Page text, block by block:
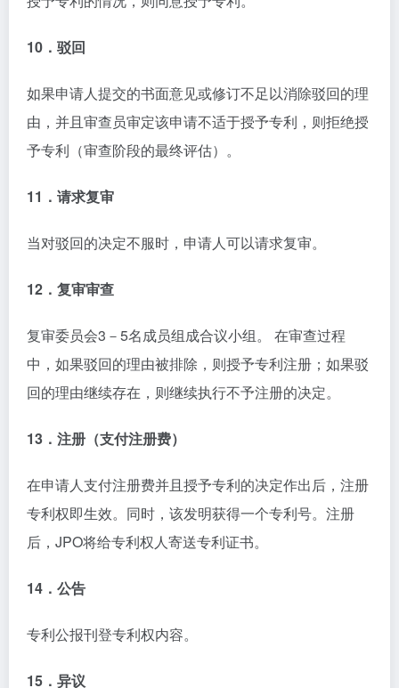
10．驳回
如果申请人提交的书面意见或修订不足以消除驳回的理
由，并且审查员审定该申请不适于授予专利，则拒绝授
予专利（审查阶段的最终评估）。
11．请求复审
当对驳回的决定不服时，申请人可以请求复审。
12．复审审查
复审委员会3－5名成员组成合议小组。 在审查过程
中，如果驳回的理由被排除，则授予专利注册；如果驳
回的理由继续存在，则继续执行不予注册的决定。
13．注册（支付注册费）
在申请人支付注册费并且授予专利的决定作出后，注册
专利权即生效。同时，该发明获得一个专利号。注册
后，JPO将给专利权人寄送专利证书。
14．公告
专利公报刊登专利权内容。
15．异议